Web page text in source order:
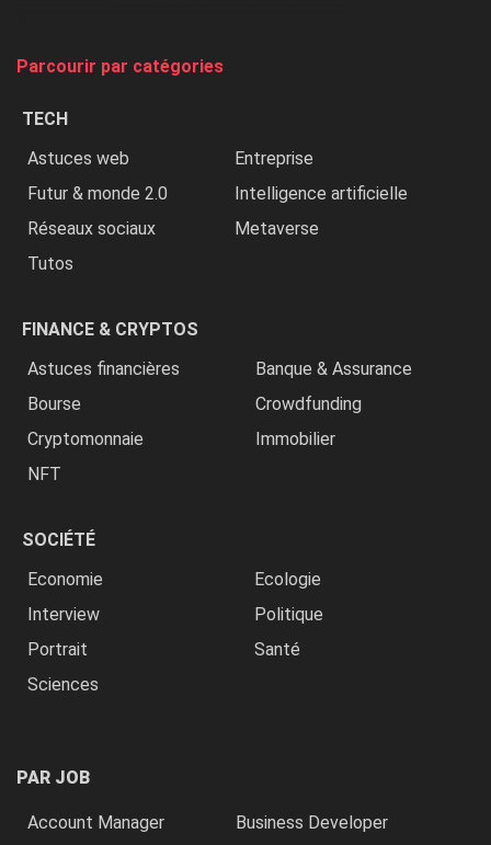
Parcourir par catégories
TECH
Astuces web
Entreprise
Futur & monde 2.0
Intelligence artificielle
Réseaux sociaux
Metaverse
Tutos
FINANCE & CRYPTOS
Astuces financières
Banque & Assurance
Bourse
Crowdfunding
Cryptomonnaie
Immobilier
NFT
SOCIÉTÉ
Economie
Ecologie
Interview
Politique
Portrait
Santé
Sciences
PAR JOB
Account Manager
Business Developer